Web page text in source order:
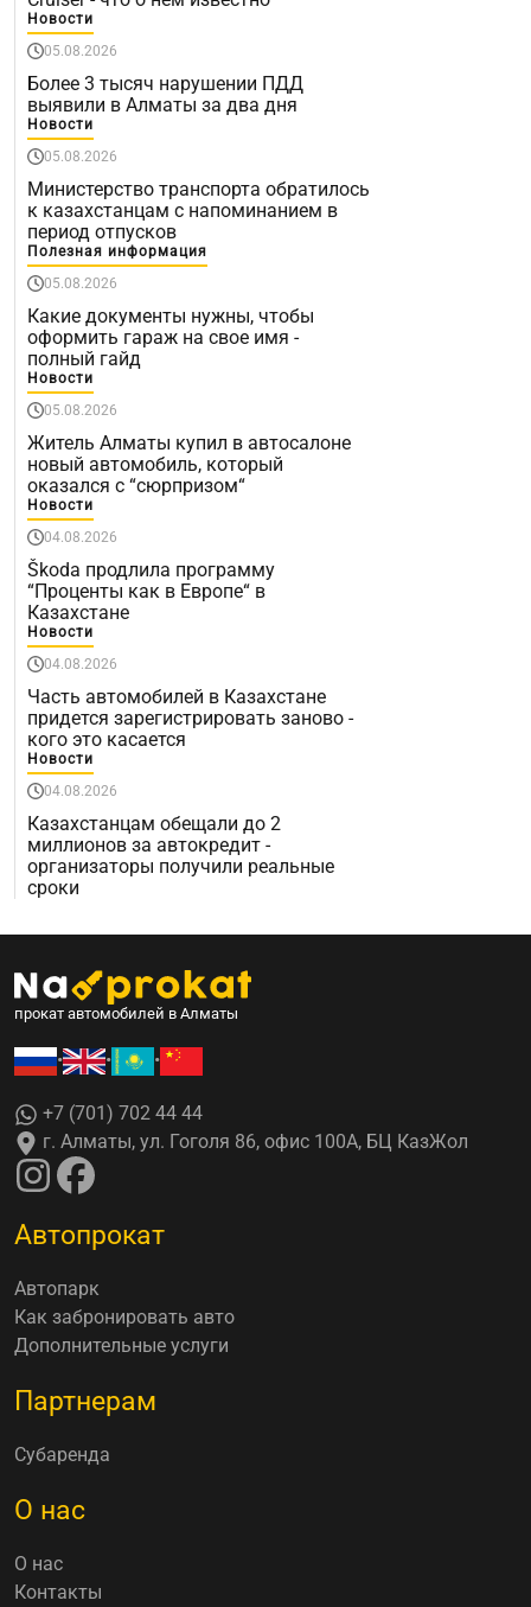
Новости
05.08.2026
Более 3 тысяч нарушении ПДД
выявили в Алматы за два дня
Новости
05.08.2026
Министерство транспорта обратилось
к казахстанцам с напоминанием в
период отпусков
Полезная информация
05.08.2026
Какие документы нужны, чтобы
оформить гараж на свое имя -
полный гайд
Новости
05.08.2026
Житель Алматы купил в автосалоне
новый автомобиль, который
оказался с “сюрпризом“
Новости
04.08.2026
Škoda продлила программу
“Проценты как в Европе“ в
Казахстане
Новости
04.08.2026
Часть автомобилей в Казахстане
придется зарегистрировать заново -
кого это касается
Новости
04.08.2026
Казахстанцам обещали до 2
миллионов за автокредит -
организаторы получили реальные
сроки
прокат автомобилей в Алматы
• • •
+7 (701) 702 44 44
г. Алматы, ул. Гоголя 86, офис 100А, БЦ КазЖол
Автопрокат
Автопарк
Как забронировать авто
Дополнительные услуги
Партнерам
Субаренда
О нас
О нас
Контакты